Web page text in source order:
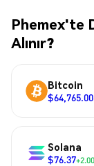
Phemex'te
Alınır?
Bitcoin
$64,765.00
Solana
$76.37